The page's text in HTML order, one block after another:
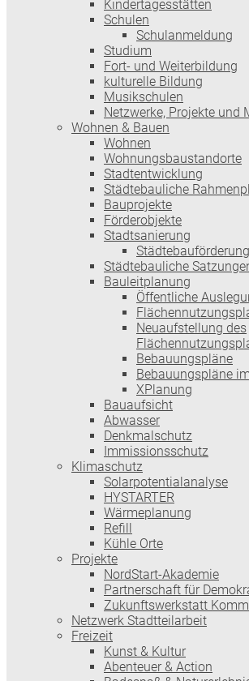
Kindertagesstätten
Schulen
Schulanmeldung
Studium
Fort- und Weiterbildung
kulturelle Bildung
Musikschulen
Netzwerke, Projekte und
Wohnen & Bauen
Wohnen
Wohnungsbaustandorte
Stadtentwicklung
Städtebauliche
Bauprojekte
Förderobjekte
Stadtsanierung
Städtebauförderung
Städtebauliche
Bauleitplanung
Öffentliche
Neuaufstellung des
Bebauungspläne
Bebauungspläne
XPlanung
Bauaufsicht
Abwasser
Denkmalschutz
Immissionsschutz
Klimaschutz
Solarpotentialanalyse
HYSTARTER
Wärmeplanung
Refill
Kühle Orte
Projekte
NordStart-Akademie
Partnerschaft für
Zukunftswerkstatt
Netzwerk Stadtteilarbeit
Freizeit
Kunst & Kultur
Abenteuer & Action